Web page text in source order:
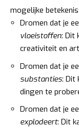
mogelijke
Dromen dat je
vloeistoffen: Dit
creativiteit en
Dromen dat je
substanties: Dit
dingen te
Dromen dat je
explodeert: Dit